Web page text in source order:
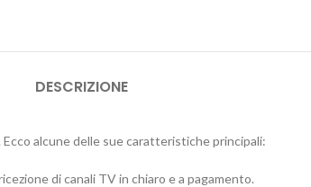
DESCRIZIONE
alcune delle sue caratteristiche principali:
di canali TV in chiaro e a pagamento.